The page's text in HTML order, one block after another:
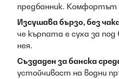
предбанник. Комфортът
Изсушава бързо, без
че кърпата е суха за
нея.
Създаден за банска
устойчивост на водни